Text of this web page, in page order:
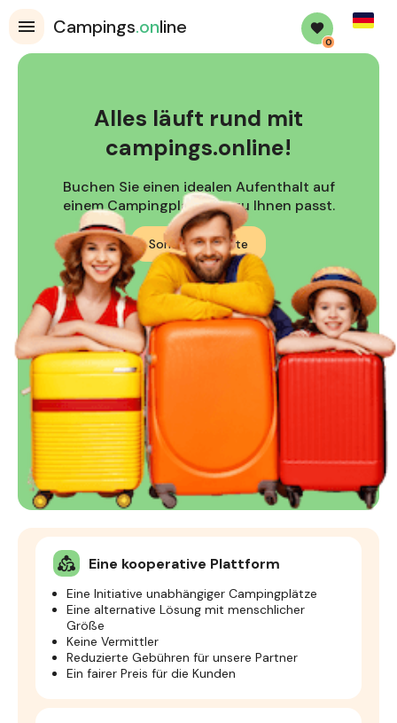
Campings.online
0
Alles läuft rund mit
campings.online!
Buchen Sie einen idealen Aufenthalt auf
einem Campingplatz, der zu Ihnen passt.
Sonderangebote
diversity_2 Eine kooperative Plattform
Eine Initiative unabhängiger Campingplätze
Eine alternative Lösung mit menschlicher
Größe
Keine Vermittler
Reduzierte Gebühren für unsere Partner
Ein fairer Preis für die Kunden